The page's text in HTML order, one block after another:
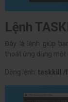
Lệnh
Đây là lệnh giúp
thoát ứng dụng một
Dòng lệnh: taskkill /f